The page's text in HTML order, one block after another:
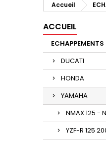
Accueil
ACCUEIL
DUCATI
HONDA
YAMAHA
NMAX 125 -
YZF-R 125